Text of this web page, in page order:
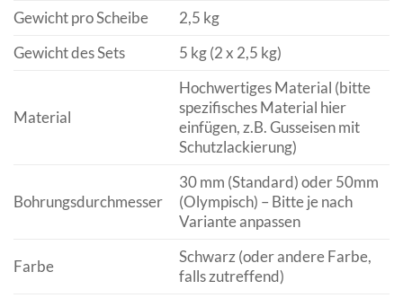
Gewicht pro Scheibe
2,5 kg
Gewicht des Sets
5 kg (2 x 2,5 kg)
Material
Hochwertiges Material (bitte
spezifisches Material hier
einfügen, z.B. Gusseisen mit
Schutzlackierung)
Bohrungsdurchmesser
30 mm (Standard) oder 50mm
(Olympisch) – Bitte je nach
Variante anpassen
Farbe
Schwarz (oder andere Farbe,
falls zutreffend)